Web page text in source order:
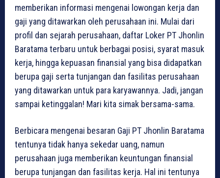
memberikan informasi mengenai lowongan kerja dan
gaji yang ditawarkan oleh perusahaan ini. Mulai dari
profil dan sejarah perusahaan, daftar Loker PT Jhonlin
Baratama terbaru untuk berbagai posisi, syarat masuk
kerja, hingga kepuasan finansial yang bisa didapatkan
berupa gaji serta tunjangan dan fasilitas perusahaan
yang ditawarkan untuk para karyawannya. Jadi, jangan
sampai ketinggalan! Mari kita simak bersama-sama.
Berbicara mengenai besaran Gaji PT Jhonlin Baratama
tentunya tidak hanya sekedar uang, namun
perusahaan juga memberikan keuntungan finansial
berupa tunjangan dan fasilitas kerja. Hal ini tentunya